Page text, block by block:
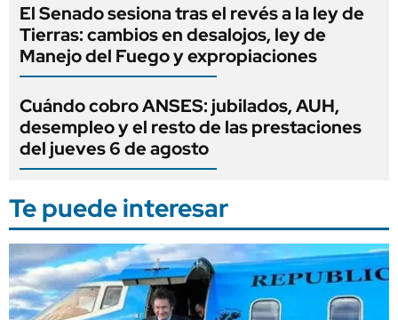
El Senado sesiona tras el revés a la ley de
Tierras: cambios en desalojos, ley de
Manejo del Fuego y expropiaciones
Cuándo cobro ANSES: jubilados, AUH,
desempleo y el resto de las prestaciones
del jueves 6 de agosto
Te puede interesar